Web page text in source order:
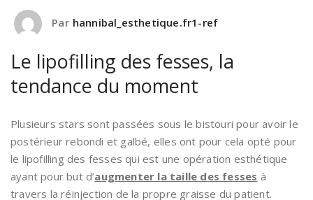
Par hannibal_esthetique.fr1-ref
Le lipofilling des fesses, la
tendance du moment
Plusieurs stars sont passées sous le bistouri pour avoir le
postérieur rebondi et galbé, elles ont pour cela opté pour
le lipofilling des fesses qui est une opération esthétique
ayant pour but d’augmenter la taille des fesses à
travers la réinjection de la propre graisse du patient.